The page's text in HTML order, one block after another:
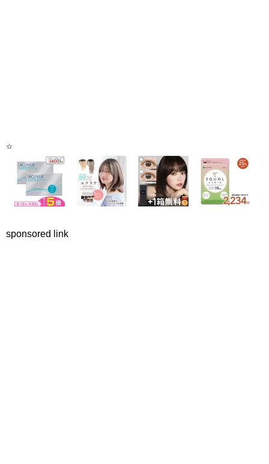
☆
sponsored link